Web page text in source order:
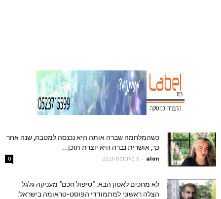
כשהמלחמה שברה אותה היא נכנסה למטבח, שנה אחר
כך, אושרית נברה היא יוצרת תוכן...
alon
- 6 באוגוסט 2026 0
לא מחכים לאסון הבא: "טיפול חכם" מעניקה גלגל
הצלה ראשוני למתמודדי הפוסט-טראומה בישראל: